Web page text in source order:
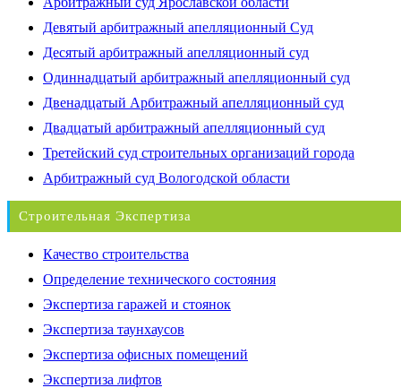
Девятый арбитражный апелляционный Суд
Десятый арбитражный апелляционный суд
Одиннадцатый арбитражный апелляционный суд
Двенадцатый Арбитражный апелляционный суд
Двадцатый арбитражный апелляционный суд
Третейский суд строительных организаций города
Арбитражный суд Вологодской области
Строительная Экспертиза
Качество строительства
Определение технического состояния
Экспертиза гаражей и стоянок
Экспертиза таунхаусов
Экспертиза офисных помещений
Экспертиза лифтов